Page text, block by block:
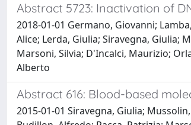
Abstract 5723: Inactivation of
2018-01-01 Germano, Giovanni;
Alice; Lerda, Giulia; Siravegna, Giulia;
Marsoni, Silvia; D'Incalci, Maurizio;
Alberto
Abstract 616: Blood-based
2015-01-01 Siravegna, Giulia;